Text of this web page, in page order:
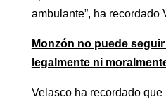
ambulante”, ha recordado
Monzón no puede
legalmente ni
Velasco ha recordado